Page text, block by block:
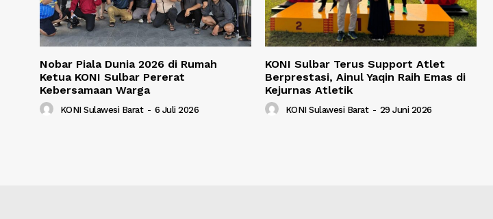
Nobar Piala Dunia 2026 di Rumah
Ketua KONI Sulbar Pererat
Kebersamaan Warga
KONI Sulawesi Barat - 6 Juli 2026
KONI Sulbar Terus Support Atlet
Berprestasi, Ainul Yaqin Raih Emas di
Kejurnas Atletik
KONI Sulawesi Barat - 29 Juni 2026